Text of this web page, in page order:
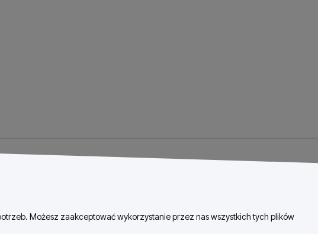
Możesz zaakceptować wykorzystanie przez nas wszystkich tych plików